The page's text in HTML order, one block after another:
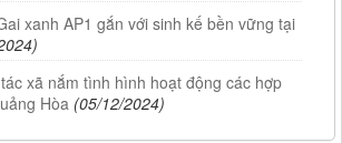
xanh AP1 gắn với sinh kế bền vững tại
xã nắm tình hình hoạt động các hợp
Hòa (05/12/2024)